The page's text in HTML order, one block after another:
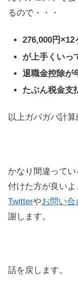
るので・・・
276,000円×12
が上手くいっ
退職金控除が
たぶん税金支
以上ガバガバ計算
かなり間違って
付けた方が良い
Twitterやお問い合
謝します。
話を戻します。